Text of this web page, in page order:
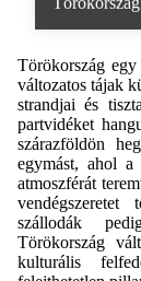
Törökország
változatos tájak
strandjai és
partvidéket
szárazföldön
egymást, ahol a
atmoszférát
szállodák
Törökország
kulturális